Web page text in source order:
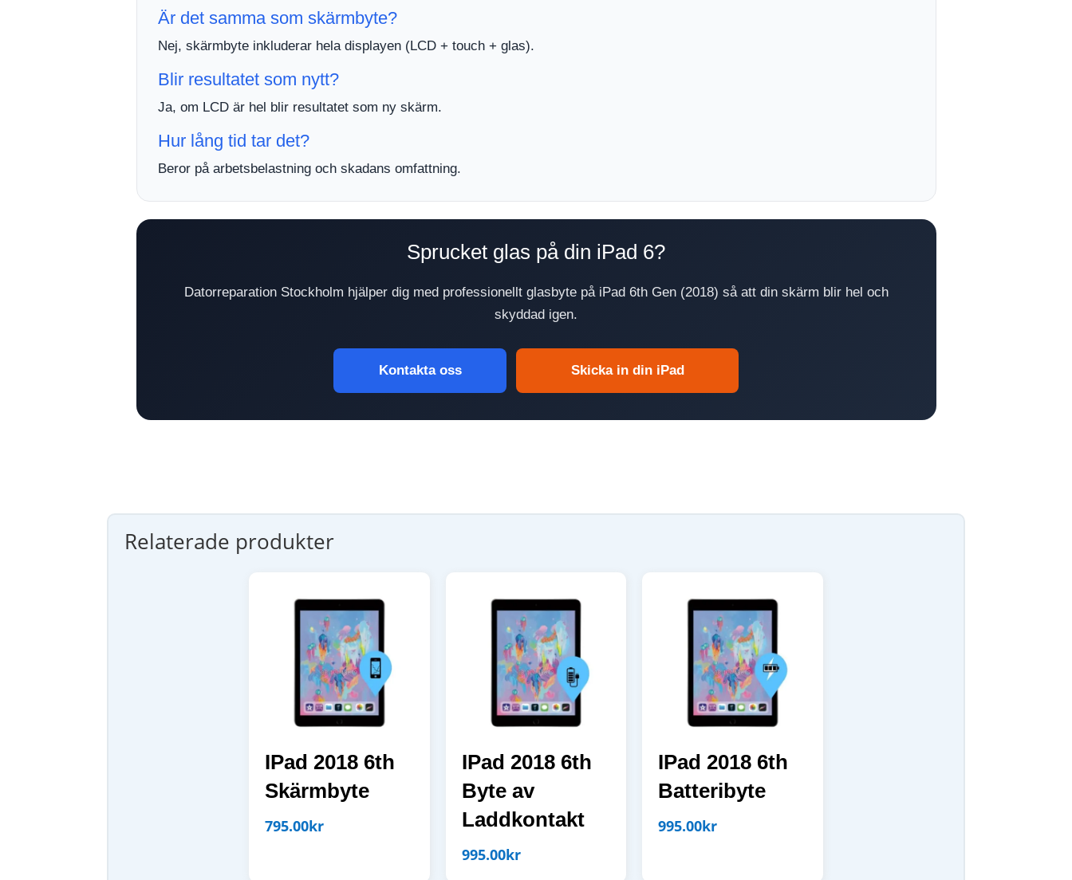
Är det samma som skärmbyte?
Nej, skärmbyte inkluderar hela displayen (LCD + touch + glas).
Blir resultatet som nytt?
Ja, om LCD är hel blir resultatet som ny skärm.
Hur lång tid tar det?
Beror på arbetsbelastning och skadans omfattning.
Sprucket glas på din iPad 6?
Datorreparation Stockholm hjälper dig med professionellt glasbyte på iPad 6th Gen (2018) så att din skärm blir hel och
skyddad igen.
Kontakta oss Skicka in din iPad
Relaterade produkter
IPad 2018 6th
Skärmbyte
795.00kr
IPad 2018 6th
Byte av
Laddkontakt
995.00kr
IPad 2018 6th
Batteribyte
995.00kr